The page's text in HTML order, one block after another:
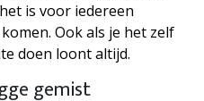
is voor iedereen
Ook als je het zelf
doen loont altijd.
gemist